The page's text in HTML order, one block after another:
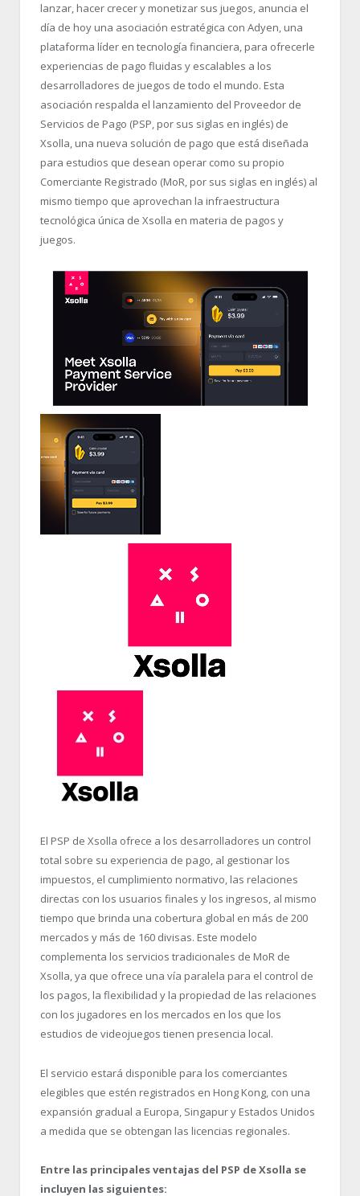
lanzar, hacer crecer y monetizar sus juegos, anuncia el
día de hoy una asociación estratégica con Adyen, una
plataforma líder en tecnología financiera, para ofrecerle
experiencias de pago fluidas y escalables a los
desarrolladores de juegos de todo el mundo. Esta
asociación respalda el lanzamiento del Proveedor de
Servicios de Pago (PSP, por sus siglas en inglés) de
Xsolla, una nueva solución de pago que está diseñada
para estudios que desean operar como su propio
Comerciante Registrado (MoR, por sus siglas en inglés) al
mismo tiempo que aprovechan la infraestructura
tecnológica única de Xsolla en materia de pagos y
juegos.
El PSP de Xsolla ofrece a los desarrolladores un control
total sobre su experiencia de pago, al gestionar los
impuestos, el cumplimiento normativo, las relaciones
directas con los usuarios finales y los ingresos, al mismo
tiempo que brinda una cobertura global en más de 200
mercados y más de 160 divisas. Este modelo
complementa los servicios tradicionales de MoR de
Xsolla, ya que ofrece una vía paralela para el control de
los pagos, la flexibilidad y la propiedad de las relaciones
con los jugadores en los mercados en los que los
estudios de videojuegos tienen presencia local.
El servicio estará disponible para los comerciantes
elegibles que estén registrados en Hong Kong, con una
expansión gradual a Europa, Singapur y Estados Unidos
a medida que se obtengan las licencias regionales.
Entre las principales ventajas del PSP de Xsolla se
incluyen las siguientes: